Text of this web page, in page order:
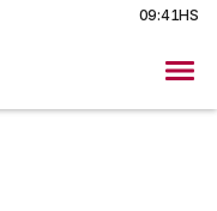
09:41HS